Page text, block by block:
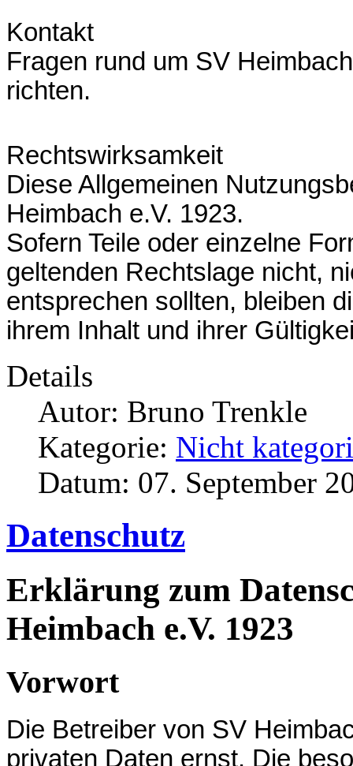
Kontakt
Fragen rund um SV
richten.
Rechtswirksamkeit
Diese Allgemeinen
Heimbach e.V. 1923.
Sofern Teile oder einzelne
geltenden Rechtslage nicht,
entsprechen sollten, bleiben
ihrem Inhalt und ihrer
Details
Autor: Bruno Trenkle
Kategorie: Nicht
Datum: 07. September
Datenschutz
Erklärung zum
Heimbach e.V. 1923
Vorwort
Die Betreiber von SV
privaten Daten ernst. Die